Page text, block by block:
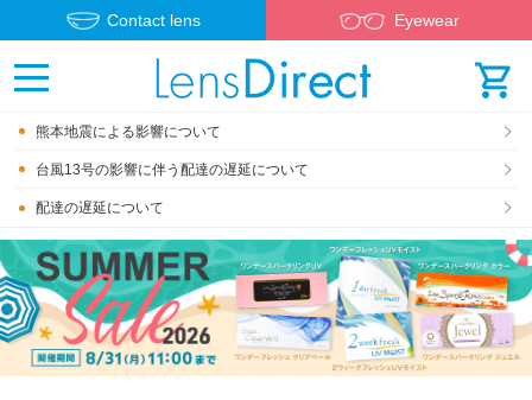
Contact lens Eyewear
熊本地震による影響について
台風13号の影響に伴う配達の遅延について
配達の遅延について